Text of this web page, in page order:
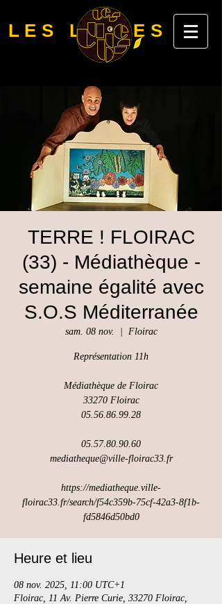
LES LUBIES
TERRE ! FLOIRAC
(33) - Médiathèque -
semaine égalité avec
S.O.S Méditerranée
sam. 08 nov. Floirac
Représentation 11h
Médiathèque de Floirac
33270 Floirac
05.56.86.99.28
05.57.80.90.60
mediatheque@ville-floirac33.fr
https://mediatheque.ville-
floirac33.fr/search/f54c359b-75cf-42a3-8f1b-
fd5846d50bd0
Heure et lieu
08 nov. 2025, 11:00 UTC+1
Floirac, 11 Av. Pierre Curie, 33270 Floirac,